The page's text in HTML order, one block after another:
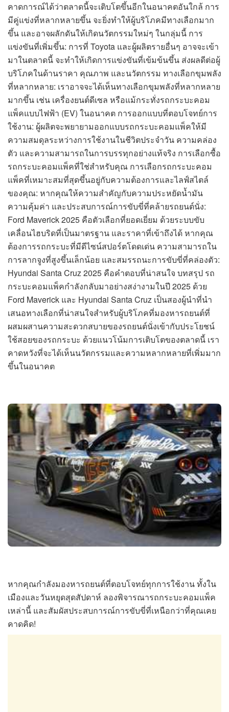
คาดการณ์ได้ว่าตลาดนี้จะเติบโตขึ้นอีกในอนาคตอันใกล้ การ
มีคู่แข่งที่หลากหลายขึ้น จะยิ่งทำให้ผู้บริโภคมีทางเลือกมาก
ขึ้น และอาจผลักดันให้เกิดนวัตกรรมใหม่ๆ ในกลุ่มนี้ การ
แข่งขันที่เพิ่มขึ้น: การที่ Toyota และผู้ผลิตรายอื่นๆ อาจจะเข้า
มาในตลาดนี้ จะทำให้เกิดการแข่งขันที่เข้มข้นขึ้น ส่งผลดีต่อผู้
บริโภคในด้านราคา คุณภาพ และนวัตกรรม ทางเลือกขุมพลัง
ที่หลากหลาย: เราอาจจะได้เห็นทางเลือกขุมพลังที่หลากหลาย
มากขึ้น เช่น เครื่องยนต์ดีเซล หรือแม้กระทั่งรถกระบะคอม
แพ็คแบบไฟฟ้า (EV) ในอนาคต การออกแบบที่ตอบโจทย์การ
ใช้งาน: ผู้ผลิตจะพยายามออกแบบรถกระบะคอมแพ็คให้มี
ความสมดุลระหว่างการใช้งานในชีวิตประจำวัน ความคล่อง
ตัว และความสามารถในการบรรทุกอย่างแท้จริง การเลือกซื้อ
รถกระบะคอมแพ็คที่ใช่สำหรับคุณ การเลือกรถกระบะคอม
แพ็คที่เหมาะสมที่สุดขึ้นอยู่กับความต้องการและไลฟ์สไตล์
ของคุณ: หากคุณให้ความสำคัญกับความประหยัดน้ำมัน
ความคุ้มค่า และประสบการณ์การขับขี่ที่คล้ายรถยนต์นั่ง:
Ford Maverick 2025 คือตัวเลือกที่ยอดเยี่ยม ด้วยระบบขับ
เคลื่อนไฮบริดที่เป็นมาตรฐาน และราคาที่เข้าถึงได้ หากคุณ
ต้องการรถกระบะที่มีดีไซน์สปอร์ตโดดเด่น ความสามารถใน
การลากจูงที่สูงขึ้นเล็กน้อย และสมรรถนะการขับขี่ที่คล่องตัว:
Hyundai Santa Cruz 2025 คือคำตอบที่น่าสนใจ บทสรุป รถ
กระบะคอมแพ็คกำลังกลับมาอย่างสง่างามในปี 2025 ด้วย
Ford Maverick และ Hyundai Santa Cruz เป็นสองผู้นำที่นำ
เสนอทางเลือกที่น่าสนใจสำหรับผู้บริโภคที่มองหารถยนต์ที่
ผสมผสานความสะดวกสบายของรถยนต์นั่งเข้ากับประโยชน์
ใช้สอยของรถกระบะ ด้วยแนวโน้มการเติบโตของตลาดนี้ เรา
คาดหวังที่จะได้เห็นนวัตกรรมและความหลากหลายที่เพิ่มมาก
ขึ้นในอนาคต
หากคุณกำลังมองหารถยนต์ที่ตอบโจทย์ทุกการใช้งาน ทั้งใน
เมืองและวันหยุดสุดสัปดาห์ ลองพิจารณารถกระบะคอมแพ็ค
เหล่านี้ และสัมผัสประสบการณ์การขับขี่ที่เหนือกว่าที่คุณเคย
คาดคิด!